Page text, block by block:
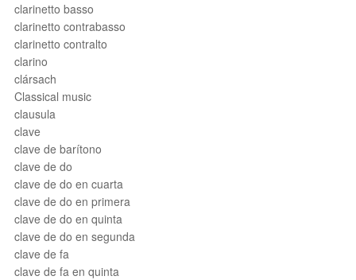
clarinetto basso
clarinetto contrabasso
clarinetto contralto
clarino
clársach
Classical music
clausula
clave
clave de barítono
clave de do
clave de do en cuarta
clave de do en primera
clave de do en quinta
clave de do en segunda
clave de fa
clave de fa en quinta